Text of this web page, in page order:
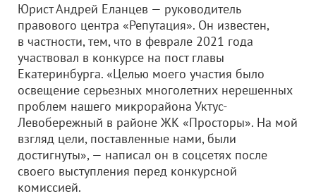
Юрист Андрей Еланцев — руководитель
правового центра «Репутация». Он известен,
в частности, тем, что в феврале 2021 года
участвовал в конкурсе на пост главы
Екатеринбурга. «Целью моего участия было
освещение серьезных многолетних нерешенных
проблем нашего микрорайона Уктус-
Левобережный в районе ЖК «Просторы». На мой
взгляд цели, поставленные нами, были
достигнуты», — написал он в соцсетях после
своего выступления перед конкурсной
комиссией.